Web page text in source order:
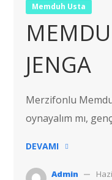
Memduh Usta
JENGA
Merzifonlu
oynayalım mı,
DEVAMI
Admin